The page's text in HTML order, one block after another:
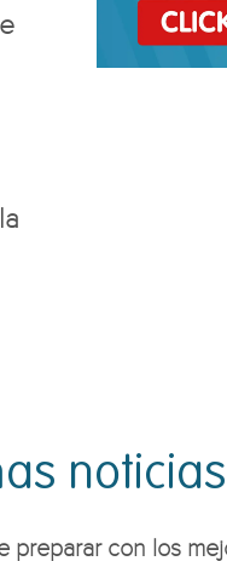
noticias
preparar con los